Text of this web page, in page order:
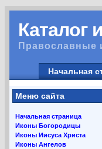
Каталог
Православные
Начальная
Меню сайта
Начальная страница
Иконы Богородицы
Иконы Иисуса Христа
Иконы Ангелов